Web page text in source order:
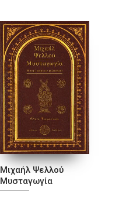
Μιχαήλ Ψελλού
Μυσταγωγία